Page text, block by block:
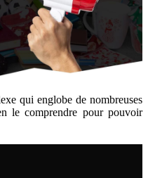
qui englobe de nombreuses
le comprendre pour pouvoir